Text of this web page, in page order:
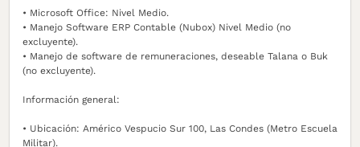
• Microsoft Office: Nivel Medio.
• Manejo Software ERP Contable (Nubox) Nivel Medio (no
excluyente).
• Manejo de software de remuneraciones, deseable Talana o Buk
(no excluyente).
Información general:
• Ubicación: Américo Vespucio Sur 100, Las Condes (Metro Escuela
Militar).